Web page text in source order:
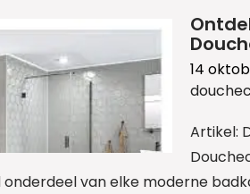
14
Artikel:
van elke moderne